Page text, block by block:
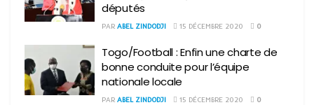
députés
PAR ABEL ZINDODJI 15 DÉCEMBRE 2020 0
Togo/Football : Enfin une charte de
bonne conduite pour l’équipe
nationale locale
PAR ABEL ZINDODJI 15 DÉCEMBRE 2020 0